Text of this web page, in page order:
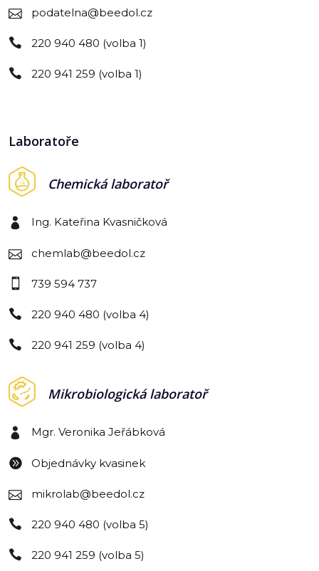
podatelna@beedol.cz
220 940 480 (volba 1)
220 941 259 (volba 1)
Laboratoře
Chemická laboratoř
Ing. Kateřina Kvasničková
chemlab@beedol.cz
739 594 737
220 940 480 (volba 4)
220 941 259 (volba 4)
Mikrobiologická laboratoř
Mgr. Veronika Jeřábková
Objednávky kvasinek
mikrolab@beedol.cz
220 940 480 (volba 5)
220 941 259 (volba 5)